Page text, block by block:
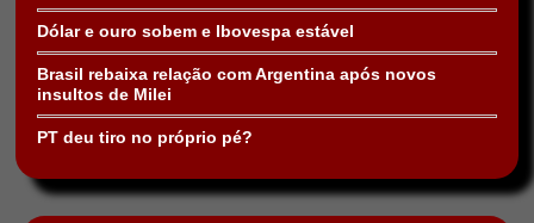
Dólar e ouro sobem e Ibovespa estável
Brasil rebaixa relação com Argentina após novos
insultos de Milei
PT deu tiro no próprio pé?